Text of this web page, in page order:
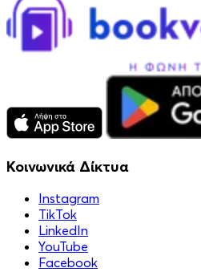
Κοινωνικά Δίκτυα
Instagram
TikTok
LinkedIn
YouTube
Facebook